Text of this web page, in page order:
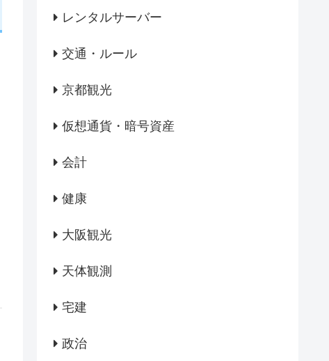
レンタルサーバー
交通・ルール
京都観光
仮想通貨・暗号資産
会計
健康
大阪観光
天体観測
宅建
政治